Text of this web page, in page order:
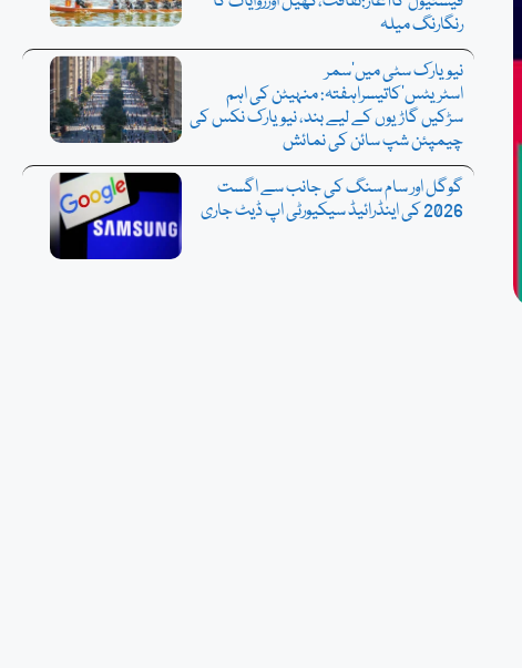
رنگارنگ میلہ
نیویارک سٹی میں’سمر
اسٹریٹس‘کاتیسراہفتہ: منہیٹن کی اہم
سڑکیں گاڑیوں کے لیے بند، نیویارک نکس کی
چیمپئن شپ سائن کی نمائش
گوگل اور سام سنگ کی جانب سے اگست
2026 کی اینڈرائیڈ سیکیورٹی اپ ڈیٹ جاری